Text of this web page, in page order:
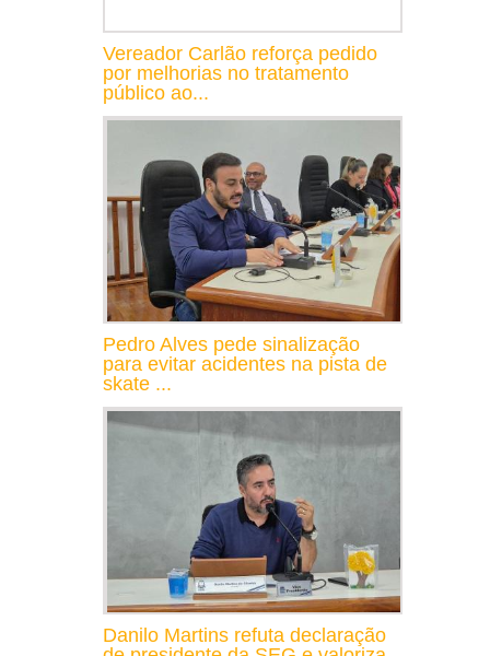
Vereador Carlão reforça pedido
por melhorias no tratamento
público ao...
Pedro Alves pede sinalização
para evitar acidentes na pista de
skate ...
Danilo Martins refuta declaração